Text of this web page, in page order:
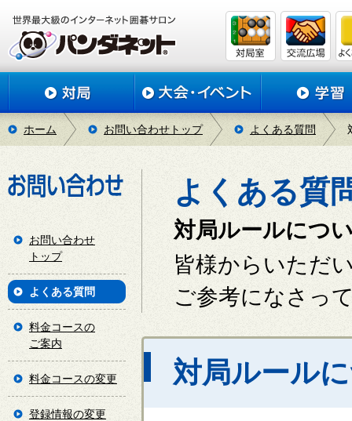
ホーム お問い合わせトップ よくある質問
よくある質
対局ルールにつ
皆様からいただ
ご参考になさっ
対局ルール
お問い合わせ
トップ
よくある質問
料金コースの
ご案内
料金コースの変更
登録情報の変更